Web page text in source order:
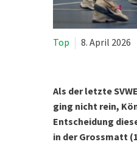
Top 8. April 2026
Als der letzte
ging nicht rein,
Entscheidung
in der Grossmatt